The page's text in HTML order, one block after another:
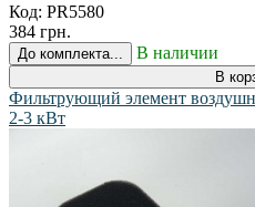
Код: PR5580
384 грн.
До комплекта... В наличии
В
Фильтрующий элемент
2-3 кВт